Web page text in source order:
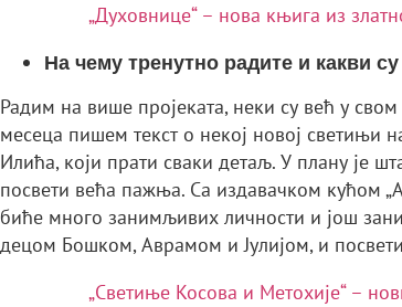
„Духовнице“ – нова књига из
На чему тренутно радите и какви
Радим на више пројеката, неки су већ у
месеца пишем текст о некој новој светињи
Илића, који прати сваки детаљ. У плану је
посвети већа пажња. Са издавачком кућом
биће много занимљивих личности и још
децом Бошком, Аврамом и Јулијом, и
„Светиње Косова и Метохије“ –